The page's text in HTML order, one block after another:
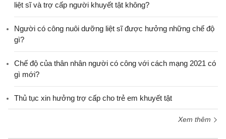
liệt sĩ và trợ cấp người khuyết tật không?
Người có công nuôi dưỡng liệt sĩ được hưởng những chế độ
gì?
Chế độ của thân nhân người có công với cách mạng 2021 có
gì mới?
Thủ tục xin hưởng trợ cấp cho trẻ em khuyết tật
Xem thêm